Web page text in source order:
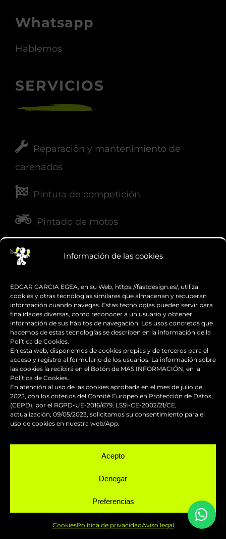
Información de las cookies
EDGAR GARCIA EGEA, en su Web, https://fastdesign.es/, utiliza
cookies y otras tecnologías similares que almacenan y recuperan
información cuando navegas. Estas tecnologías pueden servir para
finalidades diversas, como reconocer a un usuario y obtener
información de sus hábitos de navegación. Los usos concretos que
hacemos de estas tecnologías se describen en la información de la
Política de Cookies.
En esta web, disponemos de cookies propias y de terceros para el
acceso y registro al formulario de los usuarios. La información sobre
las cookies la recibirá en el Botón de MAS INFORMACIÓN, en la
Política de Cookies.
En atención al uso de las cookies aprobada en el mes de julio de
2023, con los criterios del Comité Europeo en Protección de Datos,
(CEPD), por el RGPD-UE-2016/679, LSSI-CE-2002/21/CE,
actualización, 09/05/2023, solicitamos su consentimiento para el
uso de cookies en nuestra web/App.
Acepto
Denegar
Preferencias
CookiesPolítica de privacidadAviso legal
info@fastdesign.es
Hablemos
Reparación y mantenimiento de
Pintura de competición
Pintado de motos
Servicio urgente
Taller chapa y pintura para motos
NUESTRAS REDES
Los accesorios de moto personalizados